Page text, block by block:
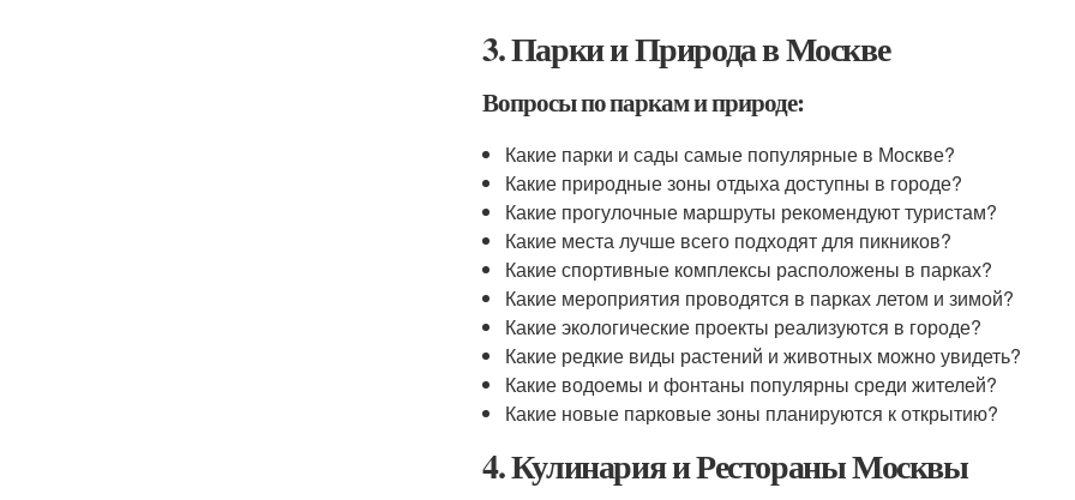
3. Парки и Природа в Москве
Вопросы по паркам и природе:
Какие парки и сады самые популярные в Москве?
Какие природные зоны отдыха доступны в городе?
Какие прогулочные маршруты рекомендуют туристам?
Какие места лучше всего подходят для пикников?
Какие спортивные комплексы расположены в парках?
Какие мероприятия проводятся в парках летом и зимой?
Какие экологические проекты реализуются в городе?
Какие редкие виды растений и животных можно увидеть?
Какие водоемы и фонтаны популярны среди жителей?
Какие новые парковые зоны планируются к открытию?
4. Кулинария и Рестораны Москвы